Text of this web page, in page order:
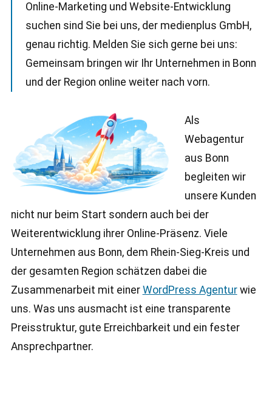
Online-Marketing und Website-Entwicklung
suchen sind Sie bei uns, der medienplus GmbH,
genau richtig. Melden Sie sich gerne bei uns:
Gemeinsam bringen wir Ihr Unternehmen in Bonn
und der Region online weiter nach vorn.
Als
Webagentur
aus Bonn
begleiten wir
unsere Kunden
nicht nur beim Start sondern auch bei der
Weiterentwicklung ihrer Online-Präsenz. Viele
Unternehmen aus Bonn, dem Rhein-Sieg-Kreis und
der gesamten Region schätzen dabei die
Zusammenarbeit mit einer WordPress Agenturwie
uns. Was uns ausmacht ist eine transparente
Preisstruktur, gute Erreichbarkeit und ein fester
Ansprechpartner.